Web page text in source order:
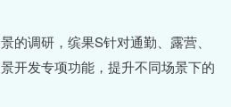
调研，缤果S针对通勤、露营、
开发专项功能，提升不同场景下的